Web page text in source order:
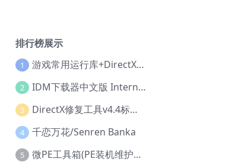
排行榜展示
1 游戏常用运行库+DirectX修复增强版
2 IDM下载器中文版 Internet Download Manager v6.42.36 IDM
3 DirectX修复工具v4.4标准版+增强版+在线修复版
4 千恋万花/Senren Banka
5 微PE工具箱(PE装机维护工具) v2.3官方正式版